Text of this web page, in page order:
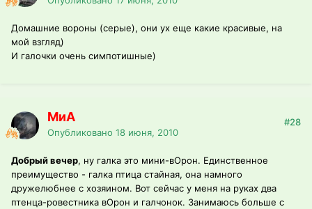
Домашние вороны (серые), они ух еще какие красивые, на
мой взгляд)
И галочки очень симпотишные)
МиА
Опубликовано 18 июня, 2010
#28
Добрый вечер, ну галка это мини-вОрон. Единственное
преимущество - галка птица стайная, она намного
дружелюбнее с хозяином. Вот сейчас у меня на руках два
птенца-ровестника вОрон и галчонок. Занимаюсь больше с